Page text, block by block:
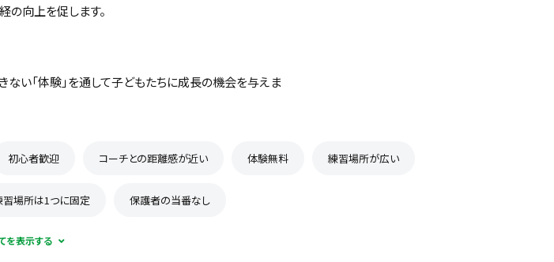
向上を促します。
い「体験」を通して子どもたちに成長の機会を与えま
初心者歓迎 コーチとの距離感が近い 体験無料 練習場所が広い
習場所は1つに固定 保護者の当番なし